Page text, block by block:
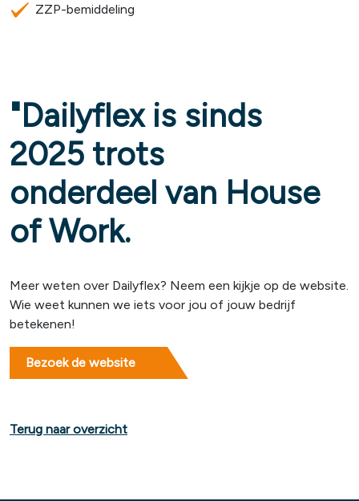
ZZP-bemiddeling
"Dailyflex is sinds
2025 trots
onderdeel van House
of Work.
Meer weten over Dailyflex? Neem een kijkje op de website.
Wie weet kunnen we iets voor jou of jouw bedrijf
betekenen!
Bezoek de website
Terug naar overzicht